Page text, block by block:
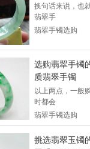
换句话来说，也
翡翠手
翡翠手镯选购
选购翡翠手镯
质翡翠手镯
以上两点，一般
时都会
翡翠手镯选购
挑选翡翠玉镯